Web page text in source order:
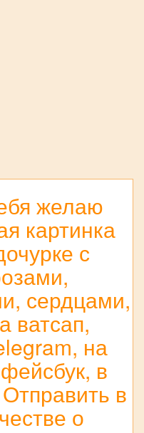
желаю
картинка
с
сердцами,
ватсап,
на
в
в
о